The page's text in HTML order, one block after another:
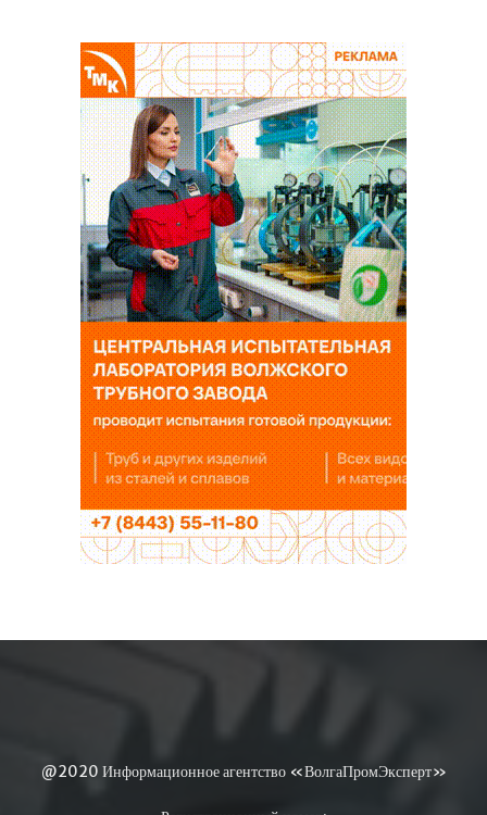
@2020 Информационное агентство «ВолгаПромЭксперт»